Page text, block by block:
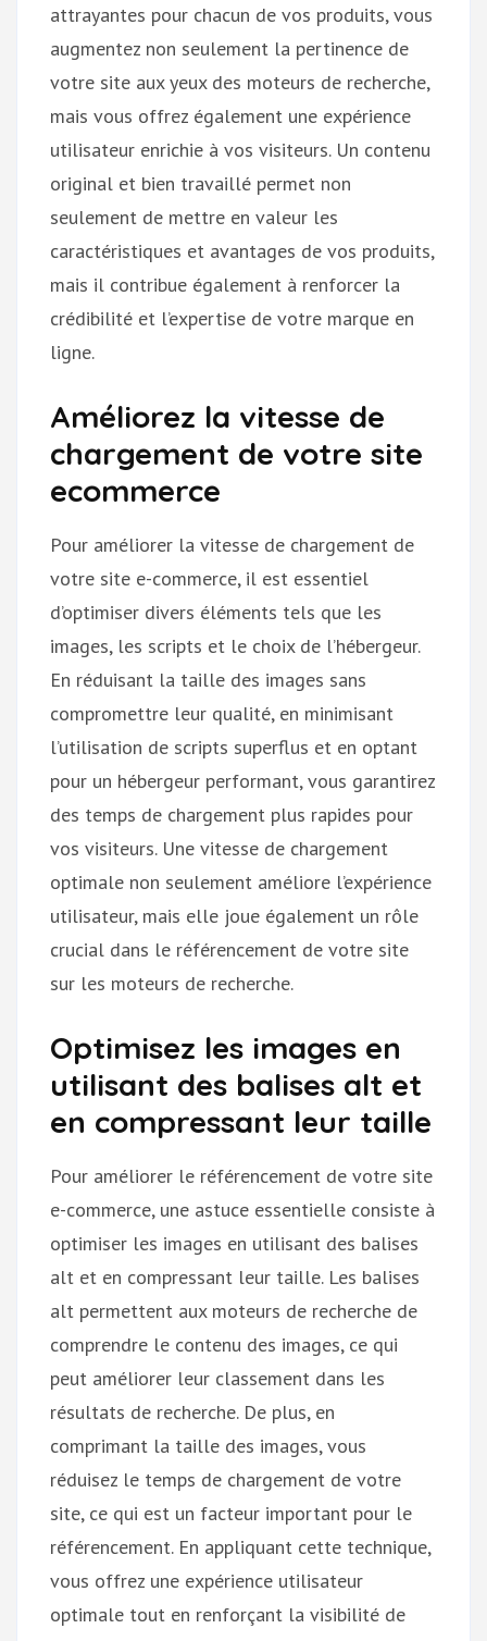
attrayantes pour chacun de vos produits, vous
augmentez non seulement la pertinence de
votre site aux yeux des moteurs de recherche,
mais vous offrez également une expérience
utilisateur enrichie à vos visiteurs. Un contenu
original et bien travaillé permet non
seulement de mettre en valeur les
caractéristiques et avantages de vos produits,
mais il contribue également à renforcer la
crédibilité et l’expertise de votre marque en
ligne.
Améliorez la vitesse de
chargement de votre site
ecommerce
Pour améliorer la vitesse de chargement de
votre site e-commerce, il est essentiel
d’optimiser divers éléments tels que les
images, les scripts et le choix de l’hébergeur.
En réduisant la taille des images sans
compromettre leur qualité, en minimisant
l’utilisation de scripts superflus et en optant
pour un hébergeur performant, vous garantirez
des temps de chargement plus rapides pour
vos visiteurs. Une vitesse de chargement
optimale non seulement améliore l’expérience
utilisateur, mais elle joue également un rôle
crucial dans le référencement de votre site
sur les moteurs de recherche.
Optimisez les images en
utilisant des balises alt et
en compressant leur taille
Pour améliorer le référencement de votre site
e-commerce, une astuce essentielle consiste à
optimiser les images en utilisant des balises
alt et en compressant leur taille. Les balises
alt permettent aux moteurs de recherche de
comprendre le contenu des images, ce qui
peut améliorer leur classement dans les
résultats de recherche. De plus, en
comprimant la taille des images, vous
réduisez le temps de chargement de votre
site, ce qui est un facteur important pour le
référencement. En appliquant cette technique,
vous offrez une expérience utilisateur
optimale tout en renforçant la visibilité de